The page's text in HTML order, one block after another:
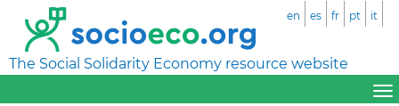
The Social Solidarity Economy resource website
en es fr pt it